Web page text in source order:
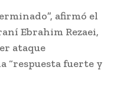
afirmó el
Ebrahim Rezaei,
ataque
“respuesta fuerte y